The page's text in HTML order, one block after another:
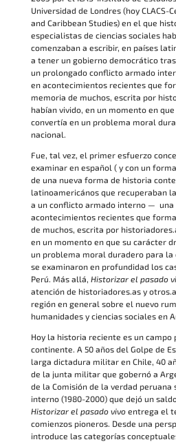
Universidad de Londres (hoy
and Caribbean Studies) en el que
especialistas de ciencias sociales
comenzaban a escribir, en países
a tener un gobierno democrático
un prolongado conflicto armado
en acontecimientos recientes que
memoria de muchos, escrita por
habían vivido, en un momento en
convertía en un problema moral
nacional.
Fue, tal vez, el primer esfuerzo
examinar en español ( y con un
de una nueva forma de historia
latinoamericános que recuperaban
a un conflicto armado interno — una
acontecimientos recientes que
de muchos, escrita por
en un momento en que su carácter
un problema moral duradero para la
se examinaron en profundidad los
Perú. Más allá, Historizar el pasado
atención de historiadores.as y
región en general sobre el nuevo
humanidades y ciencias sociales en
Hoy la historia reciente es un campo
continente. A 50 años del Golpe de
larga dictadura militar en Chile, 40
de la junta militar que gobernó a
de la Comisión de la verdad
interno (1980-2000) que dejó un
Historizar el pasado vivoentrega el
comienzos pioneros. Desde una
introduce las categorías